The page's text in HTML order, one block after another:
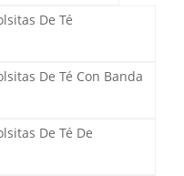
De Té
De Té Con Banda
De Té De